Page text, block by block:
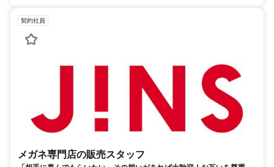
契約社員
メガネ専門店の販売スタッフ